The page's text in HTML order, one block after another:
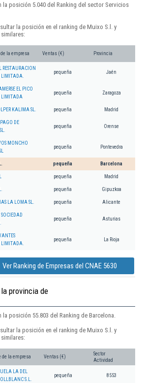
la posición 5.040 del Ranking del sector Servicios
la posición en el ranking de Muixo S.l. y
de la empresa Ventas (€) Provincia
RESTAURACION
LIMITADA.
pequeña Jaén
EL PICO
LIMITADA
pequeña Zaragoza
KALIMA SL. pequeña Madrid
DE
pequeña Orense
MONCHO
pequeña Pontevedra
pequeña Barcelona
pequeña Madrid
pequeña Gipuzkoa
LA LOMA SL. pequeña Alicante
SOCIEDAD
pequeña Asturias
LIMITADA.
pequeña La Rioja
Ver Ranking de Empresas del CNAE 5630
provincia de
la posición 55.803 del Ranking de Barcelona.
la posición en el ranking de Muixo S.l. y
de la empresa Ventas (€)
Sector
Actividad
LA DEL
S.L.
pequeña 8553